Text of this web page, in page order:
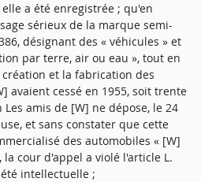
a été enregistrée ; qu'en
sérieux de la marque semi-
désignant des « véhicules » et
par terre, air ou eau », tout en
et la fabrication des
avaient cessé en 1955, soit trente
amis de [W] ne dépose, le 24
et sans constater que cette
des automobiles « [W]
la cour d'appel a violé l'article L.
intellectuelle ;